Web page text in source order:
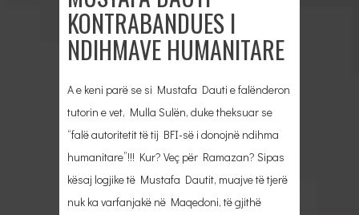
KONTRABANDUES I
NDIHMAVE HUMANITARE
A e keni parë se si Mustafa Dauti e falënderon
tutorin e vet, Mulla Sulën, duke theksuar se
“falë autoritetit të tij BFI-së i donojnë ndihma
humanitare”!!! Kur? Veç për Ramazan? Sipas
kësaj logjike të Mustafa Dautit, muajve të tjerë
nuk ka varfanjakë në Maqedoni, të gjithë